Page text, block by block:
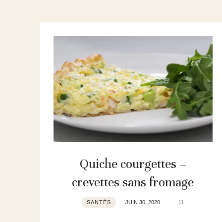
Quiche courgettes –
crevettes sans fromage
SANTÉS JUIN 30, 2020 11